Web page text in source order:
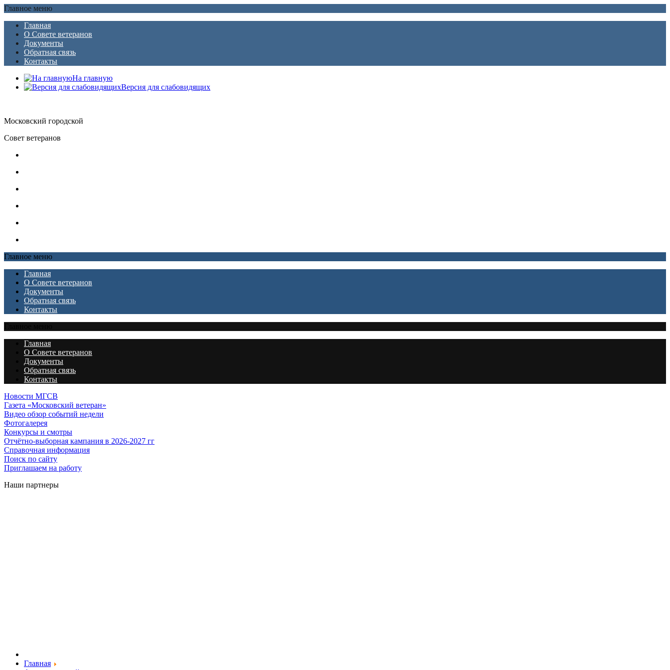
Главное меню
Главная
О Совете ветеранов
Документы
Обратная связь
Контакты
На главную
Версия для слабовидящих
Московский городской
Совет ветеранов
Главное меню
Главная
О Совете ветеранов
Документы
Обратная связь
Контакты
Главная
О Совете ветеранов
Документы
Обратная связь
Контакты
Новости МГСВ
Газета «Московский ветеран»
Видео обзор событий недели
Фотогалерея
Конкурсы и смотры
Отчётно-выборная кампания в 2026-2027 гг
Справочная информация
Поиск по сайту
Приглашаем на работу
Наши партнеры
Главная